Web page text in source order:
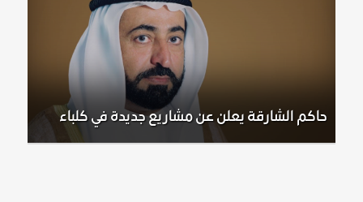
حاكم الشارقة يعلن عن مشاريع جديدة في كلباء